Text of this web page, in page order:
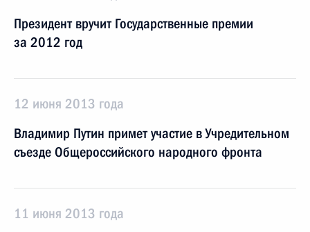
Президент вручит Государственные премии
за 2012 год
12 июня 2013 года
Владимир Путин примет участие в Учредительном
съезде Общероссийского народного фронта
11 июня 2013 года